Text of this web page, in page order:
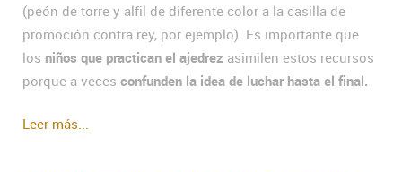
(peón de torre y alfil de diferente color a la casilla de
promoción contra rey, por ejemplo). Es importante que
los niños que practican el ajedrez asimilen estos recursos
porque a veces confunden la idea de luchar hasta el final.
Leer más...